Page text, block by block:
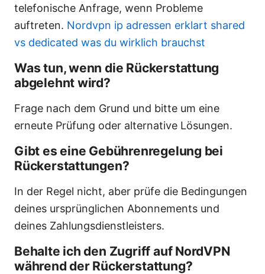
telefonische Anfrage, wenn Probleme
auftreten. Nordvpn ip adressen erklart shared
vs dedicated was du wirklich brauchst
Was tun, wenn die Rückerstattung
abgelehnt wird?
Frage nach dem Grund und bitte um eine
erneute Prüfung oder alternative Lösungen.
Gibt es eine Gebührenregelung bei
Rückerstattungen?
In der Regel nicht, aber prüfe die Bedingungen
deines ursprünglichen Abonnements und
deines Zahlungsdienstleisters.
Behalte ich den Zugriff auf NordVPN
während der Rückerstattung?